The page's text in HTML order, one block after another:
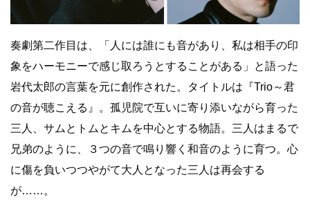
奏劇第二作目は、「人には誰にも音があり、私は相手の印
象をハーモニーで感じ取ろうとすることがある」と語った
岩代太郎の言葉を元に創作された。タイトルは『Trio～君
の音が聴こえる』。孤児院で互いに寄り添いながら育った
三人、サムとトムとキムを中心とする物語。三人はまるで
兄弟のように、３つの音で鳴り響く和音のように育つ。心
に傷を負いつつやがて大人となった三人は再会する
が……。